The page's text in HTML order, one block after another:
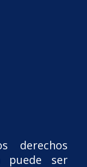
derechos
puede ser